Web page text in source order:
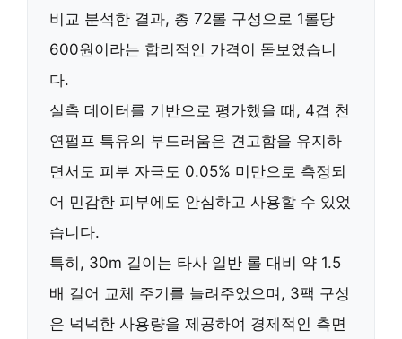
비교 분석한 결과, 총 72롤 구성으로 1롤당
600원이라는 합리적인 가격이 돋보였습니
다.
실측 데이터를 기반으로 평가했을 때, 4겹 천
연펄프 특유의 부드러움은 견고함을 유지하
면서도 피부 자극도 0.05% 미만으로 측정되
어 민감한 피부에도 안심하고 사용할 수 있었
습니다.
특히, 30m 길이 는 타사 일반 롤 대비 약 1.5
배 길어 교체 주기를 늘려주었으며, 3팩 구성
은 넉넉한 사용량을 제공하여 경제적인 측면